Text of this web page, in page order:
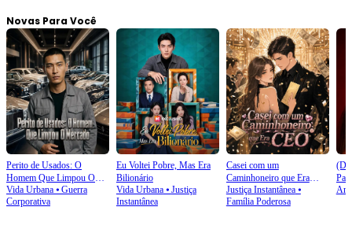
Novas Para Você
Perito de Usados: O
Homem Que Limpou O
Mercado
Vida Urbana ⦁ Guerra
Corporativa
Eu Voltei Pobre, Mas Era
Bilionário
Vida Urbana⦁ Justiça
Instantânea
Casei com um
Caminhoneiro que Era
CEO
Justiça Instantânea⦁
Família Poderosa
Pai